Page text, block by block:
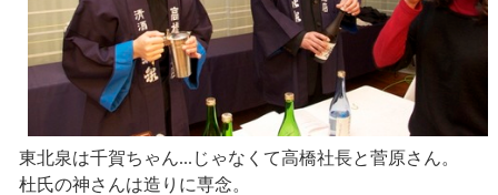
東北泉は千賀ちゃん...じゃなくて高橋社長と菅原さん。
杜氏の神さんは造りに専念。